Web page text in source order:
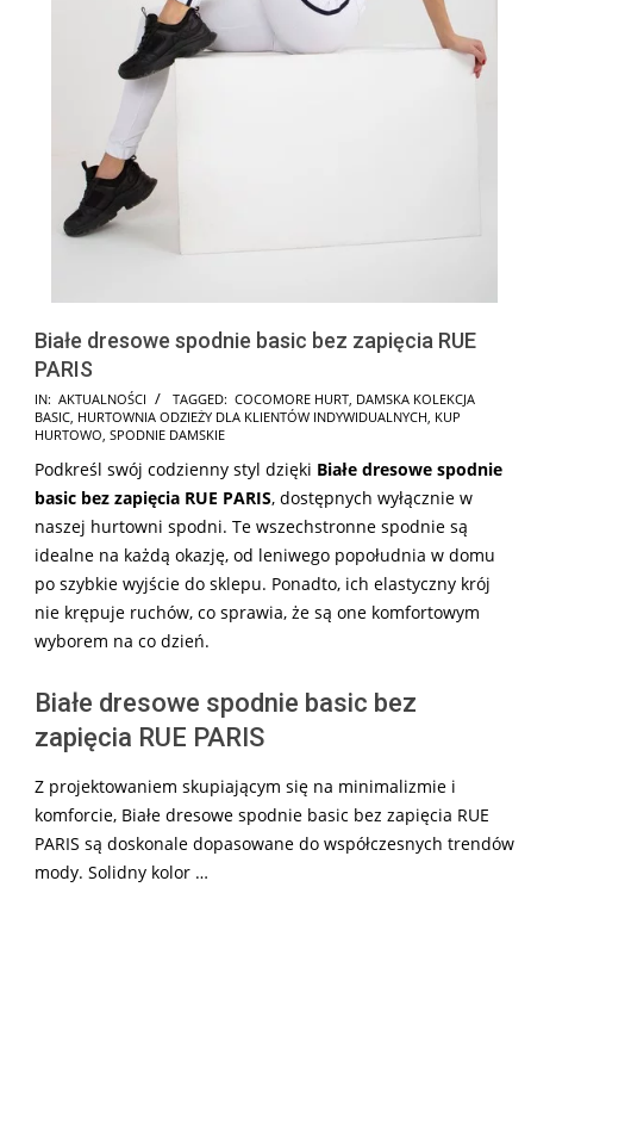
Białe dresowe spodnie basic bez zapięcia RUE
PARIS
2024-
09-
IN: AKTUALNOŚCI TAGGED: COCOMORE HURT DAMSKA KOLEKCJA
BASIC HURTOWNIA ODZIEŻY DLA KLIENTÓW INDYWIDUALNYCH KUP
HURTOWO SPODNIE DAMSKIE
Podkreśl swój codzienny styl dzięki Białe dresowe spodnie
basic bez zapięcia RUE PARIS, dostępnych wyłącznie w
naszej hurtowni spodni. Te wszechstronne spodnie są
idealne na każdą okazję, od leniwego popołudnia w domu
po szybkie wyjście do sklepu. Ponadto, ich elastyczny krój
nie krępuje ruchów, co sprawia, że są one komfortowym
wyborem na co dzień.
Białe dresowe spodnie basic bez
zapięcia RUE PARIS
Z projektowaniem skupiającym się na minimalizmie i
komforcie, Białe dresowe spodnie basic bez zapięcia RUE
PARIS są doskonale dopasowane do współczesnych trendów
mody. Solidny kolor …